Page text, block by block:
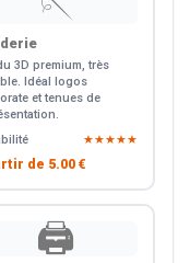
3D premium, très
Idéal logos
et tenues de
★★★★★
de 5.00 €
🖨️